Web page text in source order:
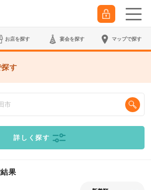
お店を探す 宴会を探す マップで探す
探す
詳しく探す
果